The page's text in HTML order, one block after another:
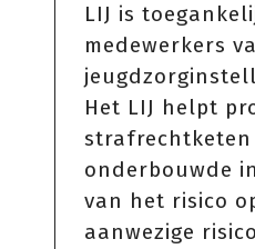
LIJ is
medewerkers
Het LIJ helpt
strafrechtketen
onderbouwde
van het risico
aanwezige